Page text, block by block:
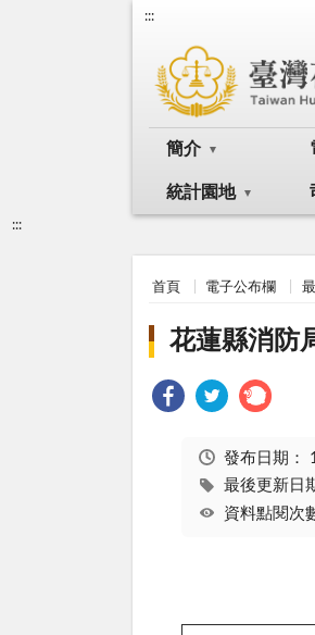
:::
簡介
統計園地
:::
首頁 電子公布欄
花蓮縣消防
發布日期：
最後更新日
資料點閱次